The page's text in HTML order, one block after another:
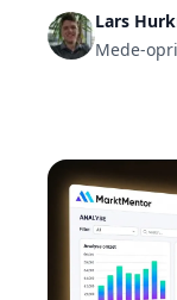
verpakking in
standaarddoos,
visitekaartje.
Lars
Mede-